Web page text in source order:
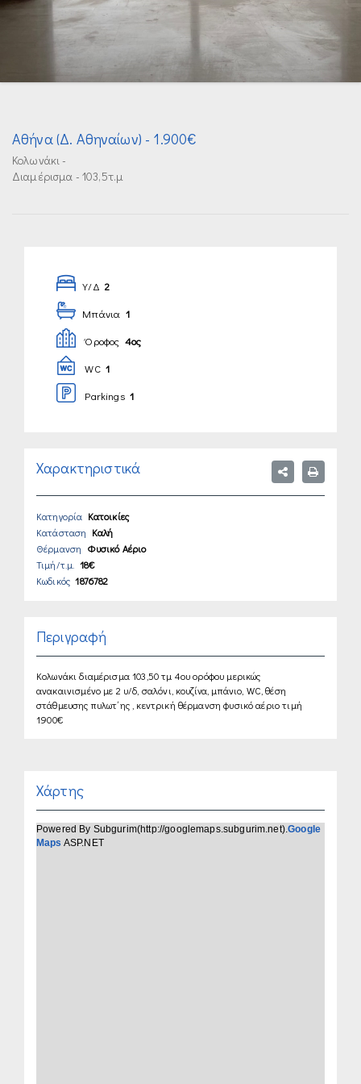
Αθήνα (Δ. Αθηναίων) - 1.900€
Κολωνάκι -
Διαμέρισμα - 103,5τ.μ
Υ/Δ 2
Μπάνια 1
Όροφος 4ος
WC 1
Parkings 1
Χαρακτηριστικά
Κατηγορία Κατοικίες
Κατάσταση Καλή
Θέρμανση Φυσικό Αέριο
Τιμή/τ.μ.
18€
Κωδικός 1876782
Περιγραφή
Κολωνάκι διαμέρισμα 103,50 τμ 4ου ορόφου μερικώς
ανακαινισμένο με 2 υ/δ, σαλόνι, κουζίvα, μπάνιο, WC, θέση
στάθμευσης πυλωτ΄ης , κεντρική θέρμανση φυσικό αέριο τιμή
1.900€
Χάρτης
Powered By Subgurim(http://googlemaps.subgurim.net).Google
Maps ASP.NET